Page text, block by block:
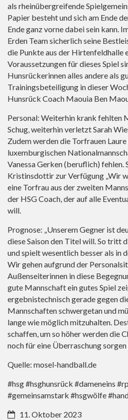
als rheinübergreifende
Papier besteht und sich am Ende
Ende ganz vorne dabei sein kann.
Erden Team sicherlich seine
die Punkte aus der Hirtenfeldhalle
Voraussetzungen für dieses Spiel
Hunsrückerinnen alles andere als
Trainingsbeteiligung in dieser
Hunsrück Coach Maouia Ben
Personal: Weiterhin krank fehlten
Schug, weiterhin verletzt Sarah
Zudem werden die Torfrauen
luxemburgischen
Vanessa Gerken (beruflich) fehlen.
Kristinsdottir zur Verfügung „Wir
eine Torfrau aus der zweiten
der HSG Coach, der auf alle
will.
Prognose: „Unserem Gegner ist
diese Saison den Titel will. So tritt
und spielt wesentlich besser als in
Wir gehen aufgrund der
Außenseiterinnen in diese
gute Mannschaft ein gutes Spiel
ergebnistechnisch gerade gegen
Mannschaften schwergetan und
lange wie möglich mitzuhalten.
schaffen, um so höher werden die
noch für eine Überraschung sorgen
Quelle: mosel-handball.de
#hsg #hsghunsrück #dameneins
#gemeinsamstark #hsgwölfe
11. Oktober 2023